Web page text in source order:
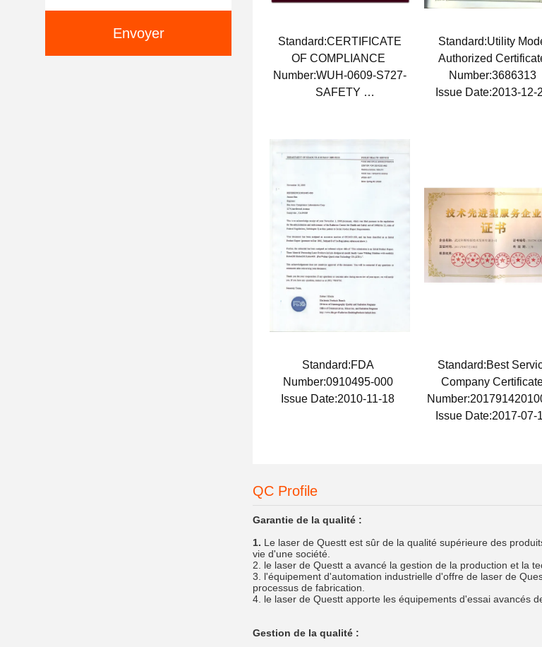
Envoyer
Standard:CERTIFICATE
OF COMPLIANCE
Number:WUH-0609-S727-
SAFETY
Standard:Utility
Authorized
Number:3686313
Issue Date:2013-12-
Standard:FDA
Number:0910495-000
Issue Date:2010-11-18
Standard:Best
Company
Issue Date:2017-07-
QC Profile
Garantie de la qualité :
1. Le laser de Questt est sûr de la qualité supérieure des
vie d'une société.
2. le laser de Questt a avancé la gestion de la production et la
3. l'équipement d'automation industrielle d'offre de laser de
processus de fabrication.
4. le laser de Questt apporte les équipements d'essai avancés
Gestion de la qualité :